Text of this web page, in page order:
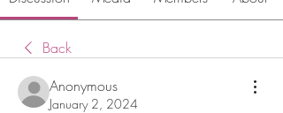
Back
Anonymous
January 2, 2024